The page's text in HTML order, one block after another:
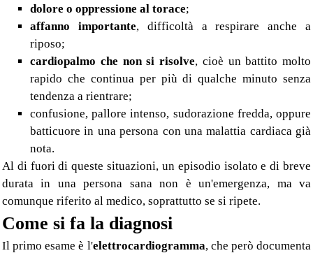
dolore o oppressione al torace;
affanno importante, difficoltà a respirare anche a
riposo;
cardiopalmo che non si risolve, cioè un battito molto
rapido che continua per più di qualche minuto senza
tendenza a rientrare;
confusione, pallore intenso, sudorazione fredda, oppure
batticuore in una persona con una malattia cardiaca già
nota.
Al di fuori di queste situazioni, un episodio isolato e di breve
durata in una persona sana non è un'emergenza, ma va
comunque riferito al medico, soprattutto se si ripete.
Come si fa la diagnosi
Il primo esame è l'elettrocardiogramma, che però documenta